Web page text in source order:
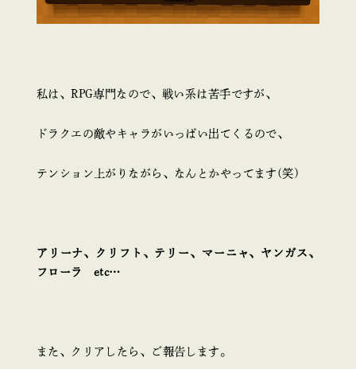
私は、RPG専門なので、戦い系は苦手ですが、
ドラクエの敵やキャラがいっぱい出てくるので、
テンション上がりながら、なんとかやってます(笑)
アリーナ、クリフト、テリー、マーニャ、ヤンガス、
フローラ etc…
また、クリアしたら、ご報告します。